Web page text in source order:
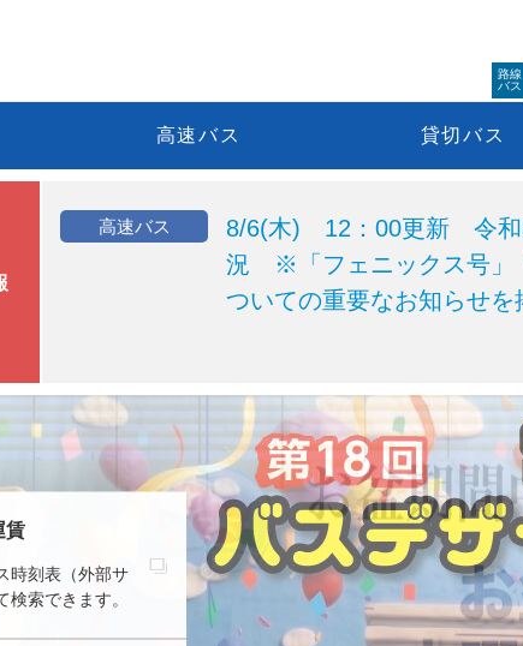
路線
バス
高速バス 貸切バス
高速バス
8/6(木) 12：00更新 令和
況 ※「フェニックス号」
ついての重要なお知らせを
賃
時刻表（外部サ
検索できます。